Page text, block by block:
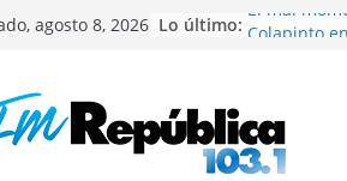
agosto 8, 2026 Lo último: El mal
Colapinto
Milei
Ecuador y
Comienza